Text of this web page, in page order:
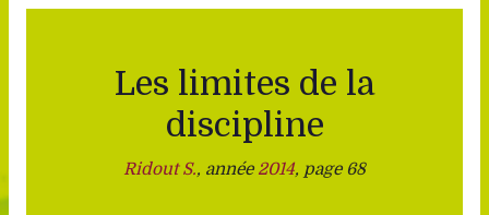
Les limites de la
discipline
Ridout S., année 2014, page 68